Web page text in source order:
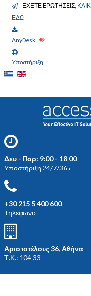
ΕΧΕΤΕ ΕΡΩΤΗΣΕΙΣ; ΚΛΙΚ
ΕΔΩ
AnyDesk
Υποστήριξη
Δευ - Παρ: 9:00 - 18:00
Υποστήριξη 24/7/365
+30 215 5 400 600
Τηλέφωνο
Αριστοτέλους 36, Αθήνα
Τ.Κ.: 104 33